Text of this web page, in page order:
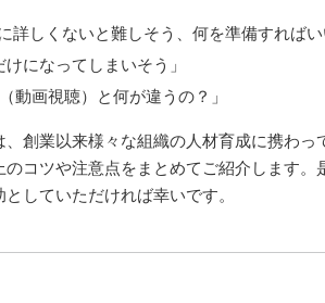
詳しくないと難しそう、何を準備すればい
けになってしまいそう」
動画視聴）と何が違うの？」
、創業以来様々な組織の人材育成に携わ
のコツや注意点をまとめてご紹介します
していただければ幸いです。